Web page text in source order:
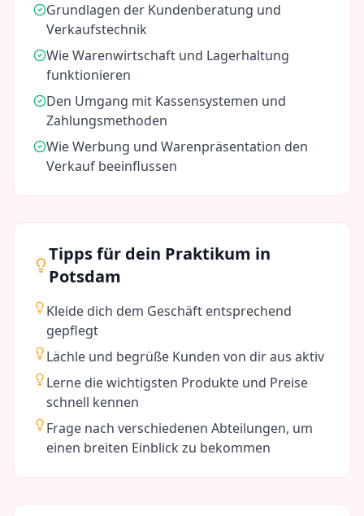
Grundlagen der Kundenberatung und
Verkaufstechnik
Wie Warenwirtschaft und Lagerhaltung
funktionieren
Den Umgang mit Kassensystemen und
Zahlungsmethoden
Wie Werbung und Warenpräsentation den
Verkauf beeinflussen
Tipps für dein Praktikum in
Potsdam
Kleide dich dem Geschäft entsprechend
gepflegt
Lächle und begrüße Kunden von dir aus aktiv
Lerne die wichtigsten Produkte und Preise
schnell kennen
Frage nach verschiedenen Abteilungen, um
einen breiten Einblick zu bekommen